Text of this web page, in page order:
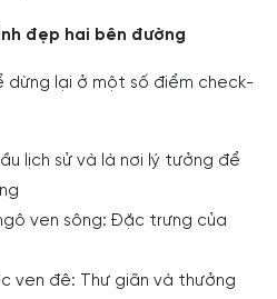
đẹp hai bên đường
dừng lại ở một số điểm check-
lịch sử và là nơi lý tưởng để
ven sông: Đặc trưng của
ven đê: Thư giãn và thưởng